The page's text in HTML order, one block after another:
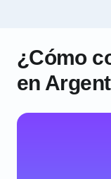
¿Cómo
en